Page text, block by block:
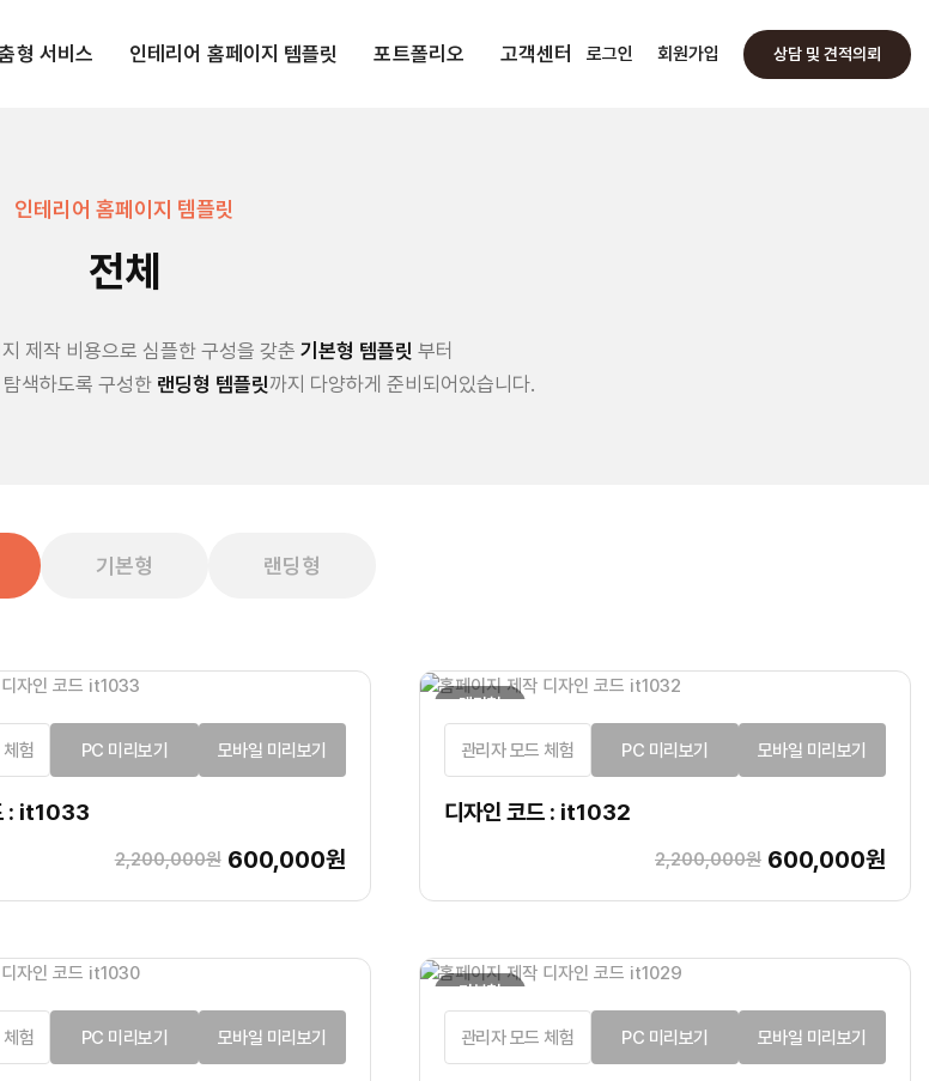
형 서비스 인테리어 홈페이지 템플릿 포트폴리오 고객센터 로그인 회원가입 상담 및 견적의뢰
인테리어 홈페이지 템플릿
전체
제작 비용으로 심플한 구성을 갖춘 기본형 템플릿 부터
색하도록 구성한 랜딩형 템플릿까지 다양하게 준비되어있습니다.
기본형 랜딩형
험 PC 미리보기 모바일 미리보기
: it1033
2,200,000원 600,000원
랜딩형
관리자 모드 체험 PC 미리보기 모바일 미리보기
디자인 코드 : it1032
2,200,000원 600,000원
험 PC 미리보기 모바일 미리보기
기본형
관리자 모드 체험 PC 미리보기 모바일 미리보기